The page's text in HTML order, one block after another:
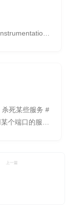
死某些服务 #
上一篇